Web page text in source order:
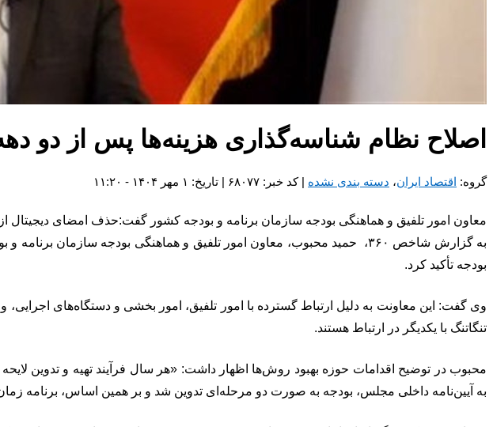
اصلاح نظام شناسه‌گذاری هزینه‌ها پس از دو
گروه: اقتصاد ایران، دسته بندی نشده | کد خبر: ۶۸۰۷۷ | تاریخ: ۱ مهر ۱۴۰۴ - ۱۱:۲۰
معاون امور تلفیق و هماهنگی بودجه سازمان برنامه و بودجه کشور گفت:حذف امضای دیجیتال از
به گزارش شاخص ۳۶۰، حمید محبوب، معاون امور تلفیق و هماهنگی بودجه
بودجه تأکید کرد.
وی گفت: این معاونت به دلیل ارتباط گسترده با امور تلفیق، امور بخشی و دستگاه‌های
تنگاتنگ با یکدیگر در ارتباط هستند.
به آیین‌نامه داخلی مجلس، بودجه به صورت دو مرحله‌ای تدوین شد و بر همین اساس، برنامه